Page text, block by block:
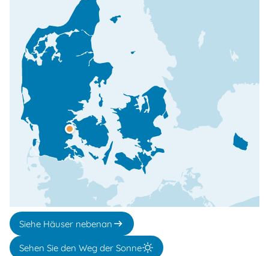
Siehe Häuser nebenan
Sehen Sie den Weg der Sonne